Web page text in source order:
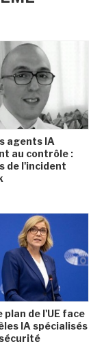
agents IA
au contrôle :
de l'incident
plan de l'UE face
IA spécialisés